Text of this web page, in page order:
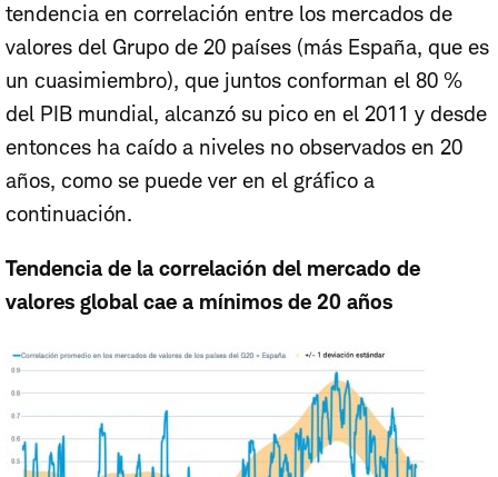
tendencia en correlación entre los mercados de
valores del Grupo de 20 países (más España, que es
un cuasimiembro), que juntos conforman el 80 %
del PIB mundial, alcanzó su pico en el 2011 y desde
entonces ha caído a niveles no observados en 20
años, como se puede ver en el gráfico a
continuación.
Tendencia de la correlación del mercado de
valores global cae a mínimos de 20 años